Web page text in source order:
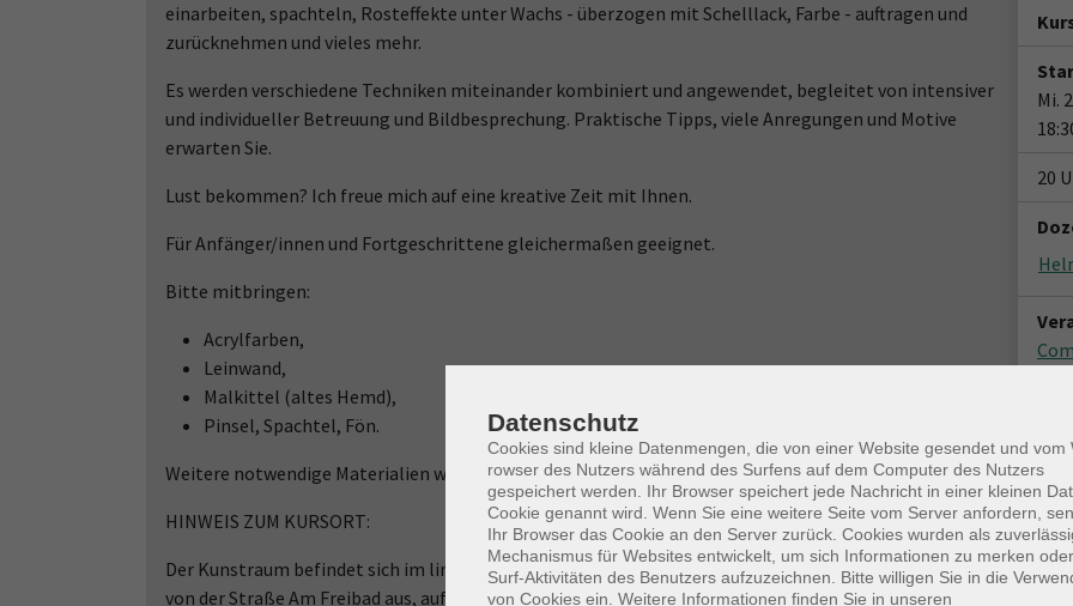
einarbeiten, spachteln, Rosteffekte unter Wachs - überzogen mit Schelllack, Farbe - auftragen und
zurücknehmen und vieles mehr.
Es werden verschiedene Techniken miteinander kombiniert und angewendet, begleitet von intensiver
und individueller Betreuung und Bildbesprechung. Praktische Tipps, viele Anregungen und Motive
erwarten Sie.
Lust bekommen? Ich freue mich auf eine kreative Zeit mit Ihnen.
Für Anfänger/innen und Fortgeschrittene gleichermaßen geeignet.
Bitte mitbringen:
Acrylfarben,
Leinwand,
Malkittel (altes Hemd),
Pinsel, Spachtel, Fön.
Weitere notwendige Materialien werden am ersten Kurstag besprochen.
HINWEIS ZUM KURSORT:
Der Kunstraum befindet sich im linken Gebäudetrakt (Altbau), wenn Sie, über das große Eingangstor
von der Straße Am Freibad aus, auf das Schulgelände kommen, biegen Sie gleich nach links ab und folgen
Mi.
20
Datenschutz
Cookies sind kleine Datenmengen, die von einer Website gesendet und vom
rowser des Nutzers während des Surfens auf dem Computer des Nutzers
gespeichert werden. Ihr Browser speichert jede Nachricht in einer kleinen
Cookie genannt wird. Wenn Sie eine weitere Seite vom Server anfordern,
Ihr Browser das Cookie an den Server zurück. Cookies wurden als
Mechanismus für Websites entwickelt, um sich Informationen zu merken
Surf-Aktivitäten des Benutzers aufzuzeichnen. Bitte willigen Sie in die
von Cookies ein. Weitere Informationen finden Sie in unseren